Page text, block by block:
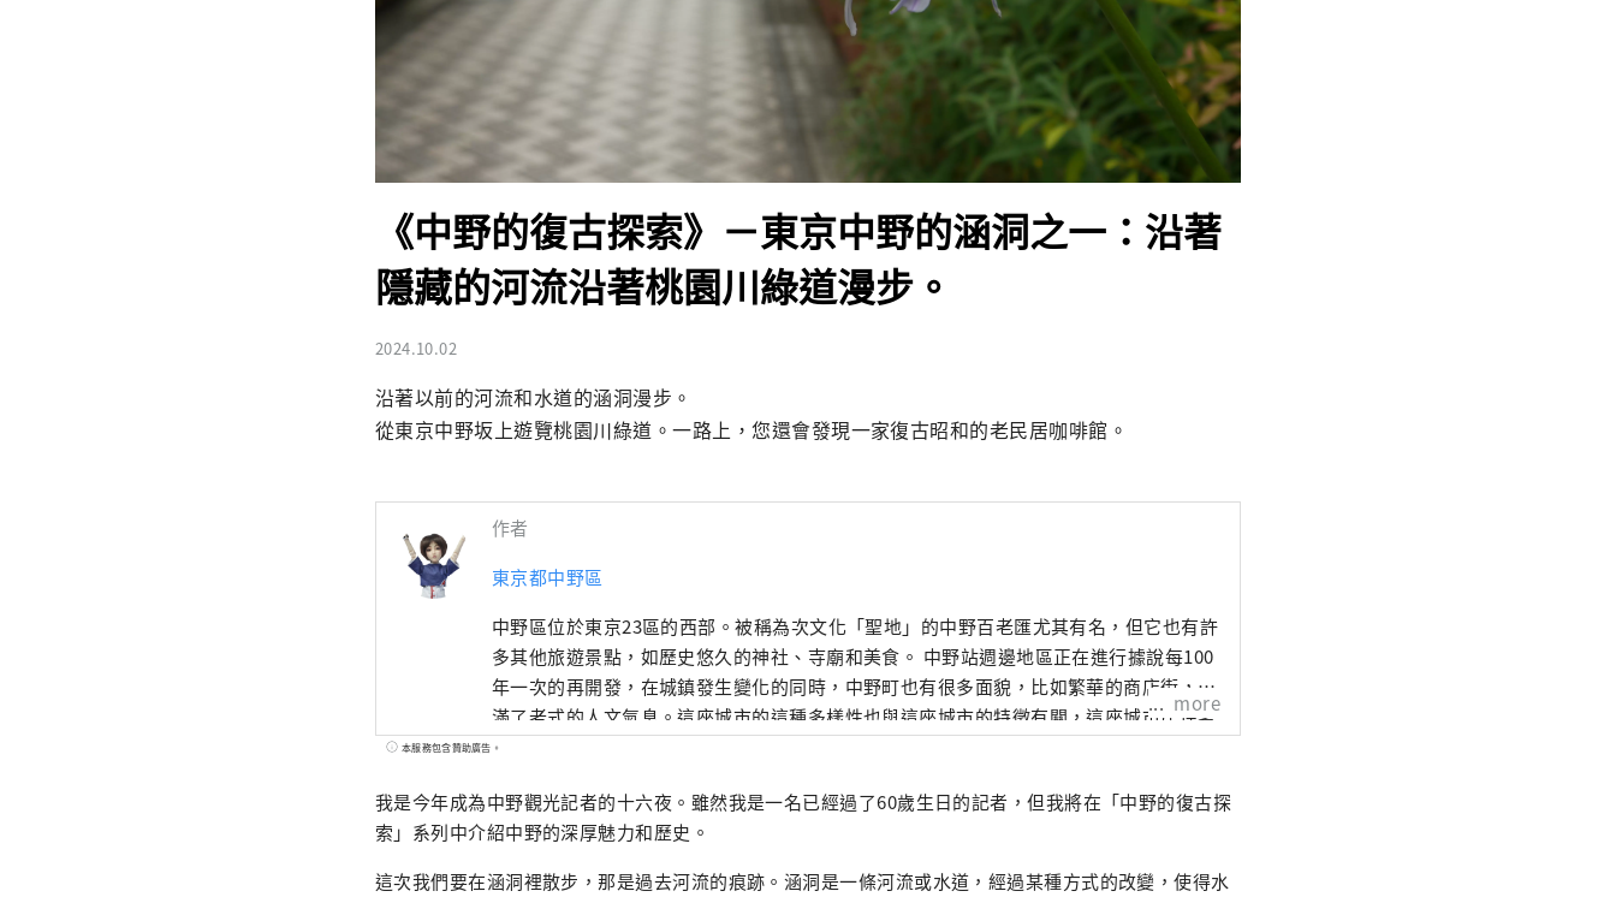
《中野的復古探索》－東京中野的涵洞之一：沿著
隱藏的河流沿著桃園川綠道漫步。
2024.10.02
沿著以前的河流和水道的涵洞漫步。
從東京中野坂上遊覽桃園川綠道。一路上，您還會發現一家復古昭和的老民居咖啡館。
作者
東京都中野區
中野區位於東京23區的西部。被稱為次文化「聖地」的中野百老匯尤其有名，但它也有許
多其他旅遊景點，如歷史悠久的神社、寺廟和美食。 中野站週邊地區正在進行據說每100
年一次的再開發，在城鎮發生變化的同時，中野町也有很多面貌，比如繁華的商店街，充
滿了老式的人文氣息。這座城市的這種多樣性也與這座城市的特徵有關，這座城市居住著
來自約 120 個國家的約 17,000 人。
more
本服務包含贊助廣告。
我是今年成為中野觀光記者的十六夜。雖然我是一名已經過了60歲生日的記者，但我將在「中野的復古探
索」系列中介紹中野的深厚魅力和歷史。
這次我們要在涵洞裡散步，那是過去河流的痕跡。涵洞是一條河流或水道，經過某種方式的改變，使得水